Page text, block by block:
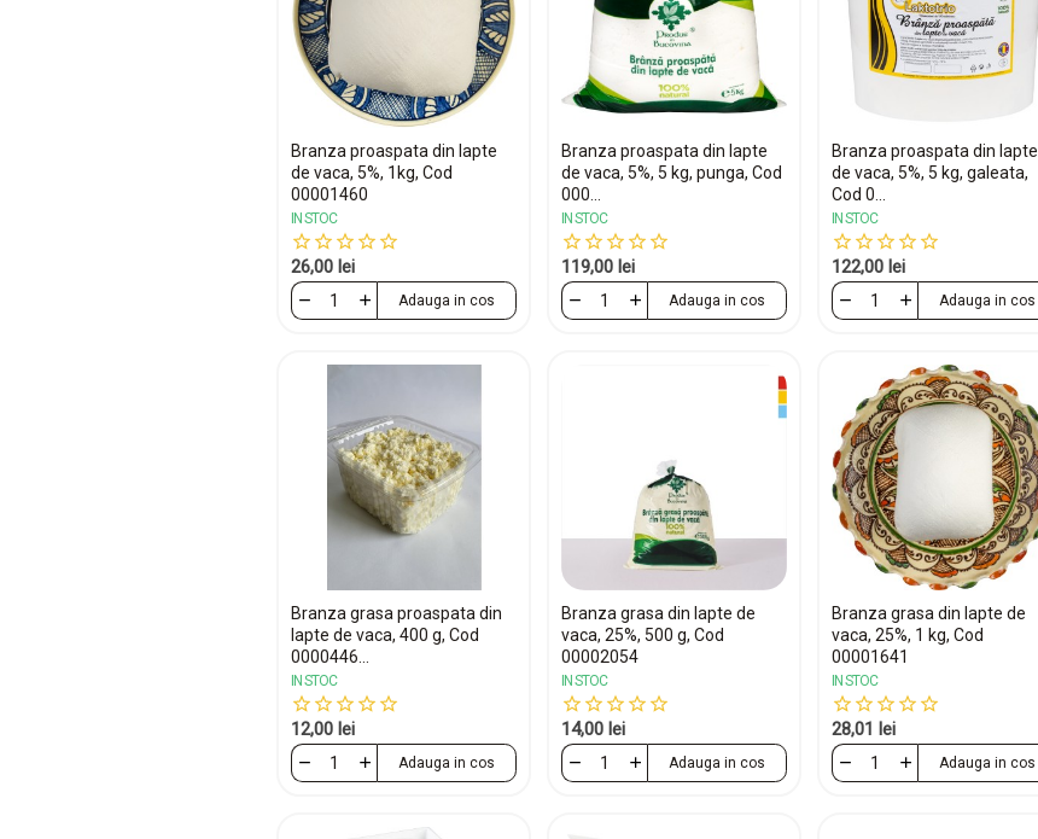
Branza proaspata din lapte
de vaca, 5%, 1kg, Cod
00001460
IN STOC
26,00 lei
Adauga in cos
Branza proaspata din lapte
de vaca, 5%, 5 kg, punga, Cod
000...
IN STOC
119,00 lei
Adauga in cos
Branza proaspata din lapte
de vaca, 5%, 5 kg, galeata,
Cod 0...
IN STOC
122,00 lei
Adauga in cos
Branza grasa proaspata din
lapte de vaca, 400 g, Cod
0000446...
IN STOC
12,00 lei
Adauga in cos
Branza grasa din lapte de
vaca, 25%, 500 g, Cod
00002054
IN STOC
14,00 lei
Adauga in cos
Branza grasa din lapte de
vaca, 25%, 1 kg, Cod
00001641
IN STOC
28,01 lei
Adauga in cos